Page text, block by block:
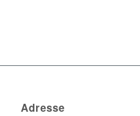
Adresse